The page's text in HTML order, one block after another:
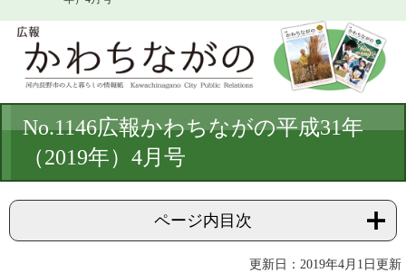
文
No.1146広報かわちながの平成31年
（2019年）4月号
ページ内目次
更新日：2019年4月1日更新